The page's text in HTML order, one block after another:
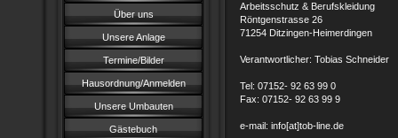
Über uns
Unsere Anlage
Termine/Bilder
Hausordnung/Anmelden
Unsere Umbauten
Gästebuch
Arbeitsschutz & Berufskleidung
Röntgenstrasse 26
71254 Ditzingen-Heimerdingen
Verantwortlicher: Tobias Schneider
Tel: 07152- 92 63 99 0
Fax: 07152- 92 63 99 9
e-mail: info[at]tob-line.de